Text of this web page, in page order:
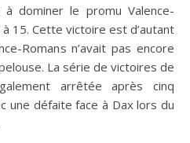
à dominer le promu Valence-
15. Cette victoire est d’autant
Romans n’avait pas encore
La série de victoires de
arrêtée après cinq
une défaite face à Dax lors du